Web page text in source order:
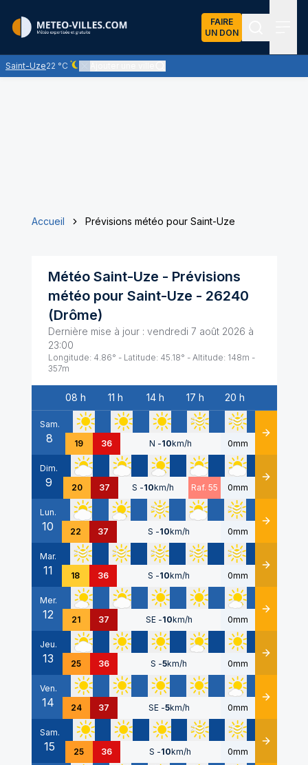
FAIRE
UN DON
Saint-Uze22 °C
Ciel dégagé - quasiment pas de nuages
Accueil Prévisions météo pour Saint-Uze
Météo Saint-Uze - Prévisions
météo pour Saint-Uze - 26240
(Drôme)
Dernière mise à jour : vendredi 7 août 2026 à
23:00
Longitude: 4.86° - Latitude: 45.18° - Altitude: 148m -
357m
Date
08 h 11 h 14 h 17 h 20 h
Sam.
8 19 36 N -10km/h 0mm Détails
Dim.
9 20 37 S -10km/h Raf. 55 0mm Détails
Lun.
10 22 37 S -10km/h 0mm Détails
Mar.
11 18 36 S -10km/h 0mm Détails
Mer.
12 21 37 SE -10km/h 0mm Détails
Jeu.
13 25 36 S -5km/h 0mm Détails
Ven.
14 24 37 SE -5km/h 0mm Détails
Sam.
15 25 36 S -10km/h 0mm Détails